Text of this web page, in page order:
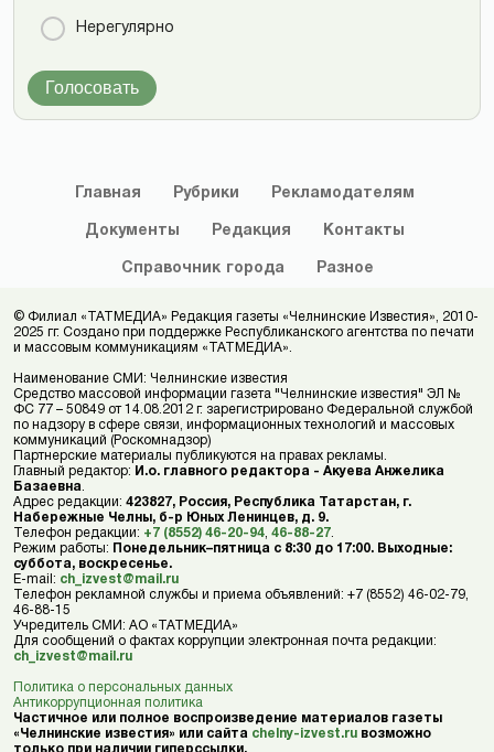
Нерегулярно
Голосовать
Главная Рубрики Рекламодателям
Документы Редакция Контакты
Справочник города Разное
© Филиал «ТАТМЕДИА» Редакция газеты «Челнинские Известия», 2010-
2025 гг. Создано при поддержке Республиканского агентства по печати
и массовым коммуникациям «ТАТМЕДИА».
Наименование СМИ: Челнинские известия
Средство массовой информации газета "Челнинские известия" ЭЛ №
ФС 77 – 50849 от 14.08.2012 г. зарегистрировано Федеральной службой
по надзору в сфере связи, информационных технологий и массовых
коммуникаций (Роскомнадзор)
Партнерские материалы публикуются на правах рекламы.
Главный редактор: И.о. главного редактора - Акуева Анжелика
Базаевна
Адрес редакции: 423827, Россия, Республика Татарстан, г.
Набережные Челны, б-р Юных Ленинцев, д. 9.
Телефон редакции: +7 (8552) 46-20-94 46-88-27
Режим работы: Понедельник–пятница с 8:30 до 17:00. Выходные:
суббота, воскресенье.
E-mail: ch_izvest@mail.ru
Телефон рекламной службы и приема объявлений: +7 (8552) 46-02-79,
46-88-15
Учредитель СМИ: АО «ТАТМЕДИА»
Для сообщений о фактах коррупции электронная почта редакции:
ch_izvest@mail.ru
Политика о персональных данных
Антикоррупционная политика
Частичное или полное воспроизведение материалов газеты
«Челнинские известия» или сайта chelny-izvest.ru возможно
только при наличии гиперссылки.